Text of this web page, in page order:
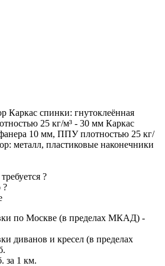
Каркас спинки: гнутоклеённая
25 кг/м³ - 30 мм Каркас
фанера 10 мм, ППУ плотностью 25 кг/
металл, пластиковые наконечники
?
?
по Москве (в пределах МКАД) -
диванов и кресел (в пределах
за 1 км.